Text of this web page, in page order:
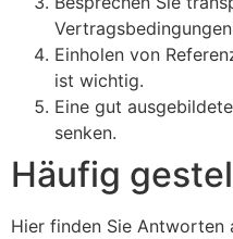
Einholen von
ist wichtig.
Eine gut
senken.
Häufig
Hier finden Sie Antworten